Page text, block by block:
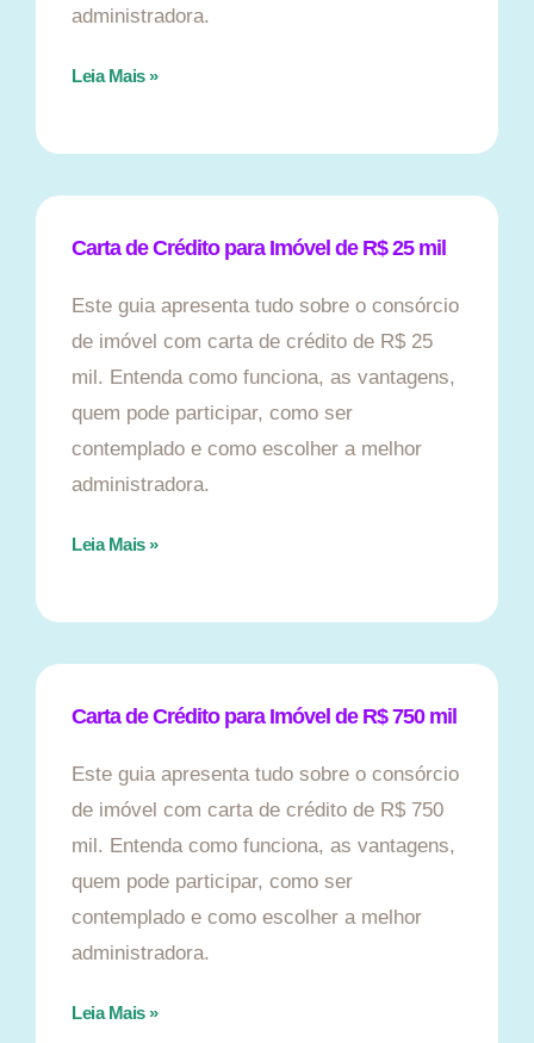
administradora.
Leia Mais »
Carta de Crédito para Imóvel de R$ 25 mil
Este guia apresenta tudo sobre o consórcio
de imóvel com carta de crédito de R$ 25
mil. Entenda como funciona, as vantagens,
quem pode participar, como ser
contemplado e como escolher a melhor
administradora.
Leia Mais »
Carta de Crédito para Imóvel de R$ 750 mil
Este guia apresenta tudo sobre o consórcio
de imóvel com carta de crédito de R$ 750
mil. Entenda como funciona, as vantagens,
quem pode participar, como ser
contemplado e como escolher a melhor
administradora.
Leia Mais »